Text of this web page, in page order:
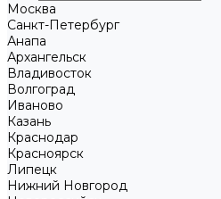
Москва
Санкт-Петербург
Анапа
Архангельск
Владивосток
Волгоград
Иваново
Казань
Краснодар
Красноярск
Липецк
Нижний Новгород